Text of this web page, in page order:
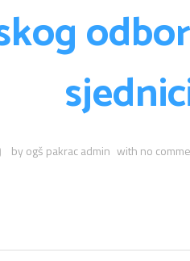
by ogš pakrac admin with no